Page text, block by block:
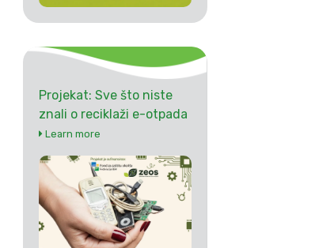
Projekat: Sve što niste
znali o reciklaži e-otpada
Learn more